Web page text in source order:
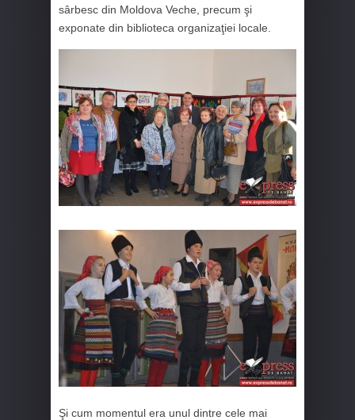
sârbesc din Moldova Veche, precum şi
exponate din biblioteca organizaţiei locale.
Şi cum momentul era unul dintre cele mai